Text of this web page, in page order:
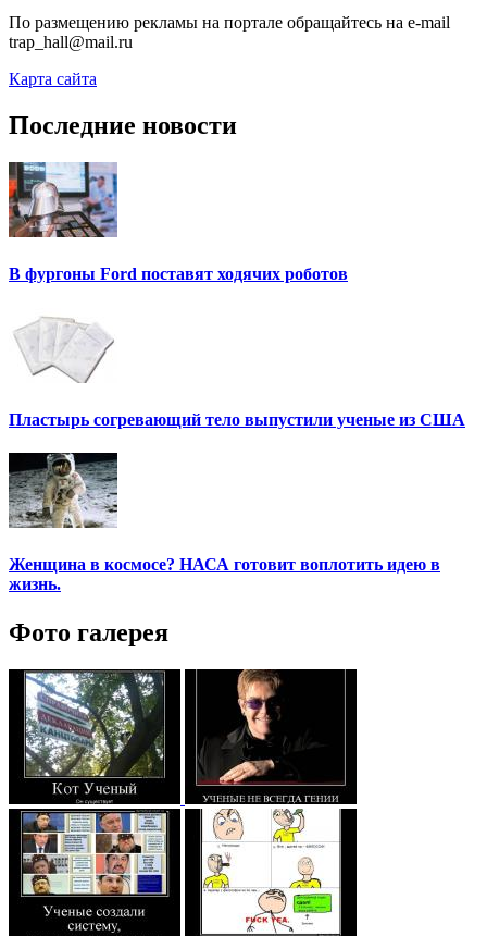
По размещению рекламы на портале обращайтесь на e-mail
trap_hall@mail.ru
Карта сайта
Последние новости
В фургоны Ford поставят ходячих роботов
Пластырь согревающий тело выпустили ученые из США
Женщина в космосе? НАСА готовит воплотить идею в
жизнь.
Фото галерея